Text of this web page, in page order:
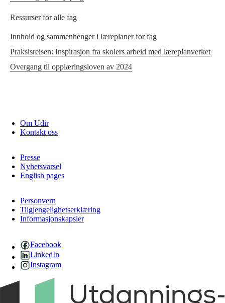
Ressurser for alle fag
Innhold og sammenhenger i læreplaner for fag
Praksisreisen: Inspirasjon fra skolers arbeid med læreplanverket
Overgang til opplæringsloven av 2024
Om Udir
Kontakt oss
Presse
Nyhetsvarsel
English pages
Personvern
Tilgjengelighetserklæring
Informasjonskapsler
Facebook
LinkedIn
Instagram